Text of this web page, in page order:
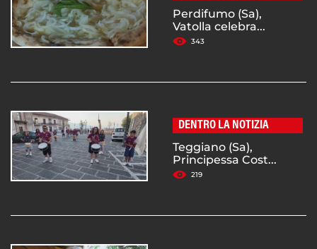
Perdifumo (Sa),
Vatolla celebra...
343
DENTRO LA NOTIZIA
Teggiano (Sa),
Principessa Cost...
219